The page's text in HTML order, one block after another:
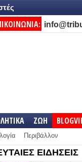
ΖΩΗ
Περιβάλλον
ΕΙΔΗΣΕΙΣ